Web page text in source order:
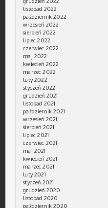
listopad 2022
październik 2022
wrzesień 2022
sierpień 2022
lipiec 2022
czerwiec 2022
maj 2022
kwiecień 2022
marzec 2022
luty 2022
styczeń 2022
grudzień 2021
listopad 2021
październik 2021
wrzesień 2021
sierpień 2021
lipiec 2021
czerwiec 2021
maj 2021
kwiecień 2021
marzec 2021
luty 2021
styczeń 2021
grudzień 2020
listopad 2020
październik 2020